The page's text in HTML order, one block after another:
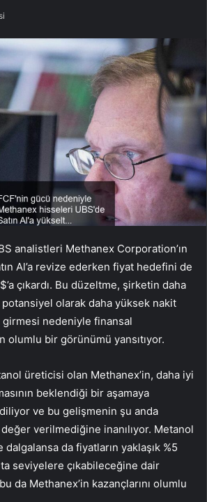
analistleri Methanex Corporation’ın
Al’a revize ederken fiyat hedefini de
çıkardı. Bu düzeltme, şirketin daha
potansiyel olarak daha yüksek nakit
nedeniyle finansal
bir görünümü yansıtıyor.
üreticisi olan Methanex’in, daha iyi
beklendiği bir aşamaya
ve bu gelişmenin şu anda
verilmediğine inanılıyor. Metanol
dalgalansa da fiyatların yaklaşık %5
seviyelere çıkabileceğine dair
da Methanex’in kazançlarını olumlu